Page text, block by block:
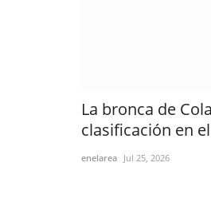
La bronca de
clasificación en
enelarea Jul 25, 2026